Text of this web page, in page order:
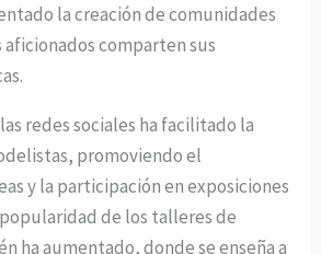
la creación de comunidades
comparten sus
redes sociales ha facilitado la
promoviendo el
y la participación en exposiciones
de los talleres de
ha aumentado, donde se enseña a